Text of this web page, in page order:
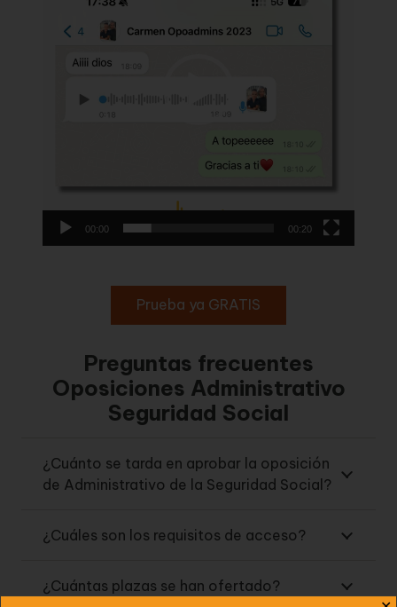
00:00 00:20
Prueba ya GRATIS
Preguntas frecuentes
Oposiciones Administrativo
Seguridad Social
¿Cuánto se tarda en aprobar la oposición
de Administrativo de la Seguridad Social?
¿Cuáles son los requisitos de acceso?
¿Cuántas plazas se han ofertado?